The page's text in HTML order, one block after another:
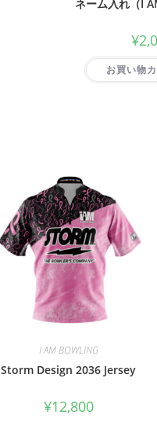
ネーム入れ（I
¥
お買い物
I AM BOWLING
Storm Design 2036 Jersey
¥12,800